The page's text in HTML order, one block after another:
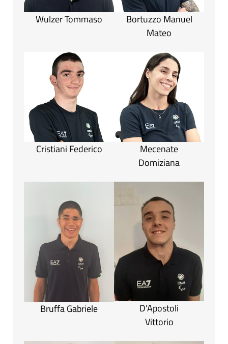
Wulzer Tommaso
Bortuzzo Manuel
Mateo
Cristiani Federico
Mecenate
Domiziana
Bruffa Gabriele
D'Apostoli
Vittorio